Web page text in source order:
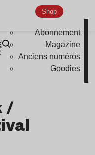
Shop
Abonnement
Magazine
Anciens numéros
Goodies
/